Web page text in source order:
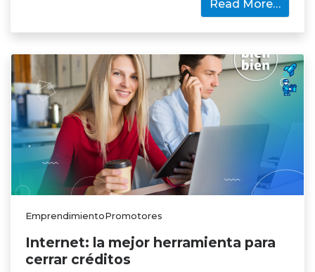
Read More…
EmprendimientoPromotores
Internet: la mejor herramienta para
cerrar créditos